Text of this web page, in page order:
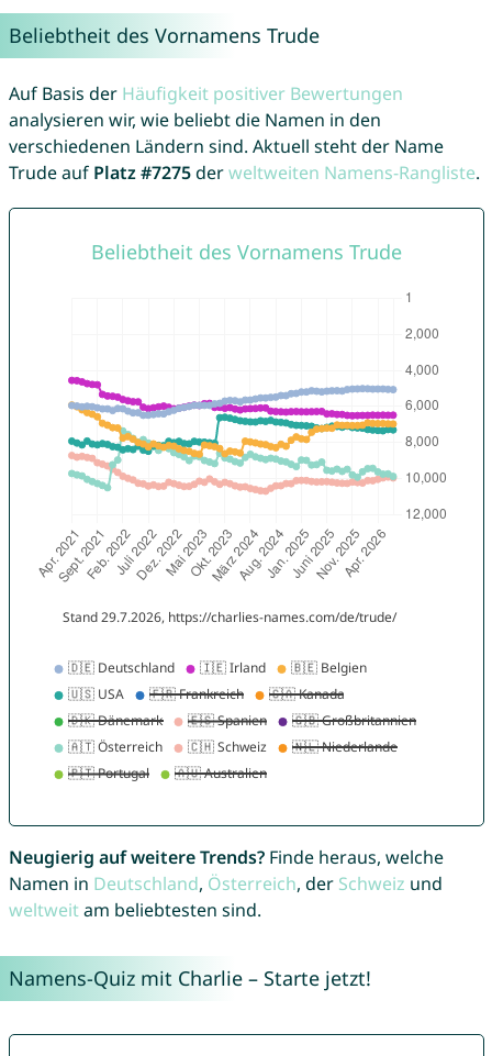
Beliebtheit des Vornamens Trude
Auf Basis der Häufigkeit positiver Bewertungen
analysieren wir, wie beliebt die Namen in den
verschiedenen Ländern sind. Aktuell steht der Name
Trude auf Platz #7275derweltweiten Namens-Rangliste.
Neugierig auf weitere Trends?Finde heraus, welche
Namen in Deutschland, Österreich, der Schweiz und
weltweitam beliebtesten sind.
Namens-Quiz mit Charlie – Starte jetzt!